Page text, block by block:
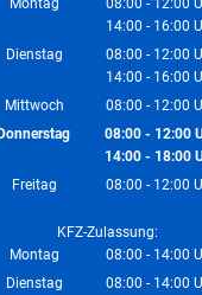
Von
14:00 - 16:00
Von
Dienstag 08:00 - 12:00
Von
14:00 - 16:00
Von
Mittwoch 08:00 - 12:00
Von
08:00- 12:00
Von
14:00- 18:00
Von
Freitag 08:00 - 12:00
KFZ-Zulassung:
Montag
08:00 - 14:00
Von
Dienstag 08:00 - 14:00